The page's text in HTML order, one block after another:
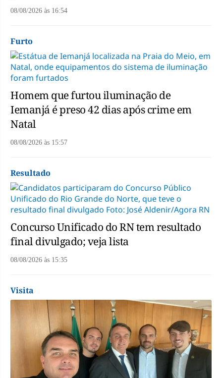
08/08/2026 às 16:54
Furto
Homem que furtou iluminação de
Iemanjá é preso 42 dias após crime em
Natal
08/08/2026 às 15:57
Resultado
Concurso Unificado do RN tem resultado
final divulgado; veja lista
08/08/2026 às 15:35
Visita